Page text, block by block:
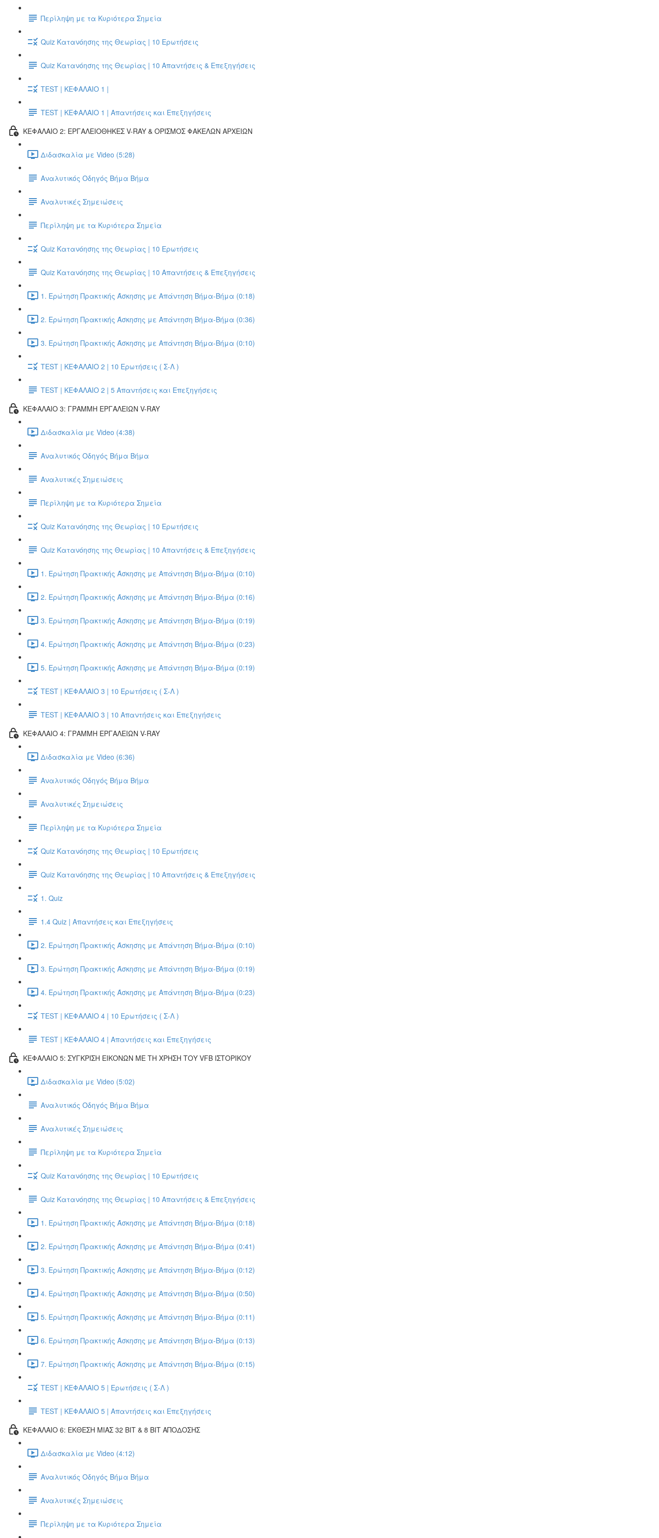
Περίληψη με τα Κυριότερα Σημεία
Quiz Κατανόησης της Θεωρίας | 10 Ερωτήσεις
Quiz Κατανόησης της Θεωρίας | 10 Απαντήσεις & Επεξηγήσεις
TEST | ΚΕΦΑΛΑΙΟ 1 |
TEST | ΚΕΦΑΛΑΙΟ 1 | Απαντήσεις και Επεξηγήσεις
ΚΕΦΑΛΑΙΟ 2: ΕΡΓΑΛΕΙΟΘΗΚΕΣ V-RAY & ΟΡΙΣΜΟΣ ΦΑΚΕΛΩΝ ΑΡΧΕΙΩΝ
Διδασκαλία με Video (5:28)
Αναλυτικός Οδηγός Βήμα Βήμα
Αναλυτικές Σημειώσεις
Περίληψη με τα Κυριότερα Σημεία
Quiz Κατανόησης της Θεωρίας | 10 Ερωτήσεις
Quiz Κατανόησης της Θεωρίας | 10 Απαντήσεις & Επεξηγήσεις
1. Ερώτηση Πρακτικής Άσκησης με Απάντηση Βήμα-Βήμα (0:18)
2. Ερώτηση Πρακτικής Άσκησης με Απάντηση Βήμα-Βήμα (0:36)
3. Ερώτηση Πρακτικής Άσκησης με Απάντηση Βήμα-Βήμα (0:10)
TEST | ΚΕΦΑΛΑΙΟ 2 | 10 Ερωτήσεις ( Σ-Λ )
TEST | ΚΕΦΑΛΑΙΟ 2 | 5 Απαντήσεις και Επεξηγήσεις
ΚΕΦΑΛΑΙΟ 3: ΓΡΑΜΜΗ ΕΡΓΑΛΕΙΩΝ V-RAY
Διδασκαλία με Video (4:38)
Αναλυτικός Οδηγός Βήμα Βήμα
Αναλυτικές Σημειώσεις
Περίληψη με τα Κυριότερα Σημεία
Quiz Κατανόησης της Θεωρίας | 10 Ερωτήσεις
Quiz Κατανόησης της Θεωρίας | 10 Απαντήσεις & Επεξηγήσεις
1. Ερώτηση Πρακτικής Άσκησης με Απάντηση Βήμα-Βήμα (0:10)
2. Ερώτηση Πρακτικής Άσκησης με Απάντηση Βήμα-Βήμα (0:16)
3. Ερώτηση Πρακτικής Άσκησης με Απάντηση Βήμα-Βήμα (0:19)
4. Ερώτηση Πρακτικής Άσκησης με Απάντηση Βήμα-Βήμα (0:23)
5. Ερώτηση Πρακτικής Άσκησης με Απάντηση Βήμα-Βήμα (0:19)
TEST | ΚΕΦΑΛΑΙΟ 3 | 10 Ερωτήσεις ( Σ-Λ )
TEST | ΚΕΦΑΛΑΙΟ 3 | 10 Απαντήσεις και Επεξηγήσεις
ΚΕΦΑΛΑΙΟ 4: ΓΡΑΜΜΗ ΕΡΓΑΛΕΙΩΝ V-RAY
Διδασκαλία με Video (6:36)
Αναλυτικός Οδηγός Βήμα Βήμα
Αναλυτικές Σημειώσεις
Περίληψη με τα Κυριότερα Σημεία
Quiz Κατανόησης της Θεωρίας | 10 Ερωτήσεις
Quiz Κατανόησης της Θεωρίας | 10 Απαντήσεις & Επεξηγήσεις
1. Quiz
1.4 Quiz | Απαντήσεις και Επεξηγήσεις
2. Ερώτηση Πρακτικής Άσκησης με Απάντηση Βήμα-Βήμα (0:10)
3. Ερώτηση Πρακτικής Άσκησης με Απάντηση Βήμα-Βήμα (0:19)
4. Ερώτηση Πρακτικής Άσκησης με Απάντηση Βήμα-Βήμα (0:23)
TEST | ΚΕΦΑΛΑΙΟ 4 | 10 Ερωτήσεις ( Σ-Λ )
TEST | ΚΕΦΑΛΑΙΟ 4 | Απαντήσεις και Επεξηγήσεις
ΚΕΦΑΛΑΙΟ 5: ΣΥΓΚΡΙΣΗ ΕΙΚΟΝΩΝ ΜΕ ΤΗ ΧΡΗΣΗ ΤΟΥ VFB ΙΣΤΟΡΙΚΟΥ
Διδασκαλία με Video (5:02)
Αναλυτικός Οδηγός Βήμα Βήμα
Αναλυτικές Σημειώσεις
Περίληψη με τα Κυριότερα Σημεία
Quiz Κατανόησης της Θεωρίας | 10 Ερωτήσεις
Quiz Κατανόησης της Θεωρίας | 10 Απαντήσεις & Επεξηγήσεις
1. Ερώτηση Πρακτικής Άσκησης με Απάντηση Βήμα-Βήμα (0:18)
2. Ερώτηση Πρακτικής Άσκησης με Απάντηση Βήμα-Βήμα (0:41)
3. Ερώτηση Πρακτικής Άσκησης με Απάντηση Βήμα-Βήμα (0:12)
4. Ερώτηση Πρακτικής Άσκησης με Απάντηση Βήμα-Βήμα (0:50)
5. Ερώτηση Πρακτικής Άσκησης με Απάντηση Βήμα-Βήμα (0:11)
6. Ερώτηση Πρακτικής Άσκησης με Απάντηση Βήμα-Βήμα (0:13)
7. Ερώτηση Πρακτικής Άσκησης με Απάντηση Βήμα-Βήμα (0:15)
TEST | ΚΕΦΑΛΑΙΟ 5 | Ερωτήσεις ( Σ-Λ )
TEST | ΚΕΦΑΛΑΙΟ 5 | Απαντήσεις και Επεξηγήσεις
ΚΕΦΑΛΑΙΟ 6: ΕΚΘΕΣΗ ΜΙΑΣ 32 BIT & 8 BIT ΑΠΟΔΟΣΗΣ
Διδασκαλία με Video (4:12)
Αναλυτικός Οδηγός Βήμα Βήμα
Αναλυτικές Σημειώσεις
Περίληψη με τα Κυριότερα Σημεία